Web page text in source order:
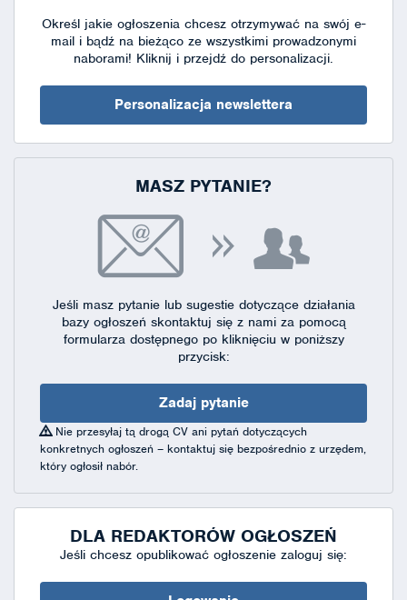
Określ jakie ogłoszenia chcesz otrzymywać na swój e-
mail i bądź na bieżąco ze wszystkimi prowadzonymi
naborami! Kliknij i przejdź do personalizacji.
Personalizacja newslettera
MASZ PYTANIE?
Jeśli masz pytanie lub sugestie dotyczące działania
bazy ogłoszeń skontaktuj się z nami za pomocą
formularza dostępnegopo kliknięciu w poniższy
przycisk:
Zadaj pytanie
Nie przesyłaj tą drogą CV ani pytań dotyczących
konkretnych ogłoszeń – kontaktuj się bezpośrednio z urzędem,
który ogłosił nabór.
DLA REDAKTORÓW OGŁOSZEŃ
Jeśli chcesz opublikować ogłoszenie zaloguj się: